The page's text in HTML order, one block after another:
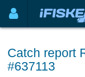
Catch report
#637113